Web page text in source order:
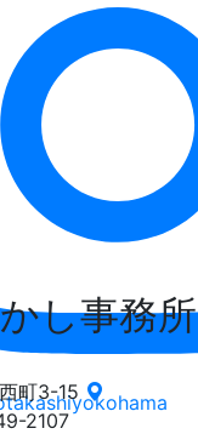
し事務所
町3-15
2107